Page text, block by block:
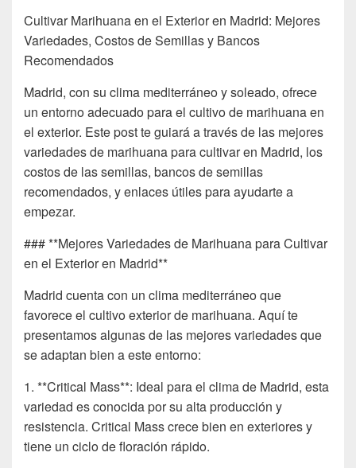
Cultivar Marihuana en el Exterior en Madrid: Mejores
Variedades, Costos de Semillas y Bancos
Recomendados
Madrid, con su clima mediterráneo y soleado, ofrece
un entorno adecuado para el cultivo de marihuana en
el exterior. Este post te guiará a través de las mejores
variedades de marihuana para cultivar en Madrid, los
costos de las semillas, bancos de semillas
recomendados, y enlaces útiles para ayudarte a
empezar.
### **Mejores Variedades de Marihuana para Cultivar
en el Exterior en Madrid**
Madrid cuenta con un clima mediterráneo que
favorece el cultivo exterior de marihuana. Aquí te
presentamos algunas de las mejores variedades que
se adaptan bien a este entorno:
1. **Critical Mass**: Ideal para el clima de Madrid, esta
variedad es conocida por su alta producción y
resistencia. Critical Mass crece bien en exteriores y
tiene un ciclo de floración rápido.